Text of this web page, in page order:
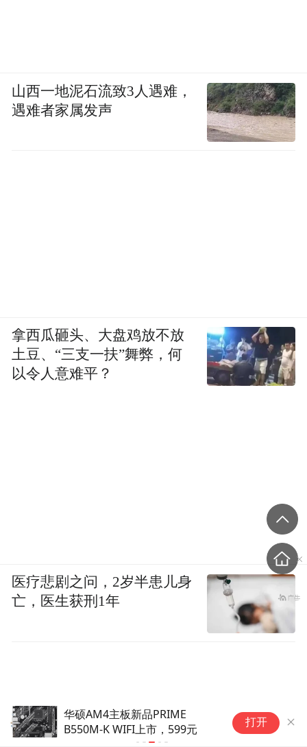
华硕AM4主板新品PRIME
B550M-K WIFI上市，599元
韩国一辆坦
打开
山西一地泥石流致3人遇难，
遇难者家属发声
拿西瓜砸头、大盘鸡放不放
土豆、“三支一扶”舞弊，何
以令人意难平？
医疗悲剧之问，2岁半患儿身
亡，医生获刑1年